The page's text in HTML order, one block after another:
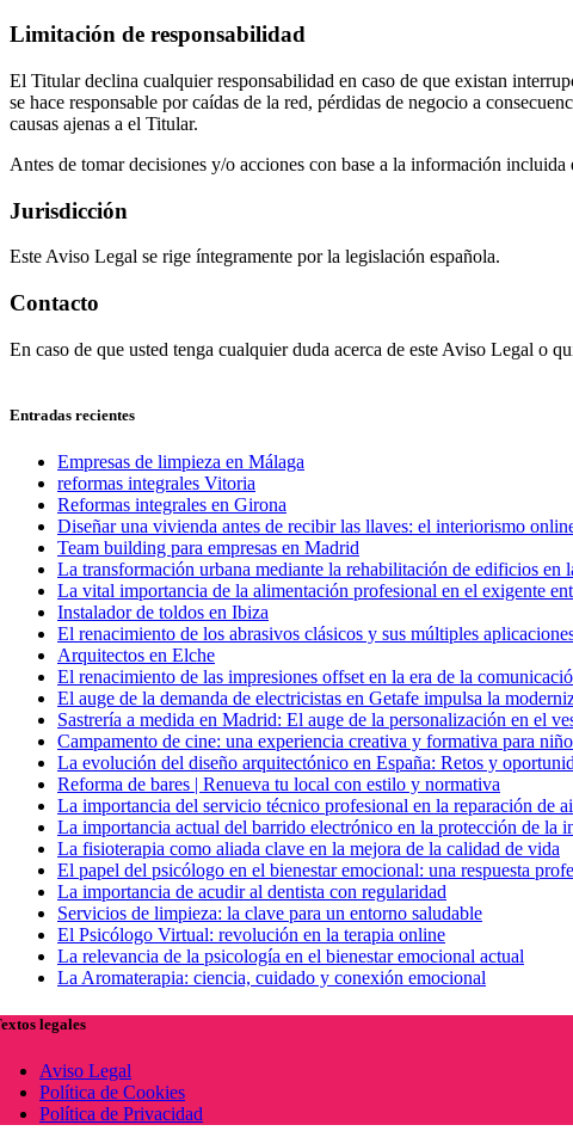
Limitación de responsabilidad
El Titular declina cualquier responsabilidad en caso de que existan
se hace responsable por caídas de la red, pérdidas de negocio a
causas ajenas a el Titular.
Antes de tomar decisiones y/o acciones con base a la información
Jurisdicción
Este Aviso Legal se rige íntegramente por la legislación española.
Contacto
En caso de que usted tenga cualquier duda acerca de este Aviso Legal o
Entradas recientes
Empresas de limpieza en Málaga
reformas integrales Vitoria
Reformas integrales en Girona
Diseñar una vivienda antes de recibir las llaves: el interiorismo
Team building para empresas en Madrid
La transformación urbana mediante la rehabilitación de edificios en
La vital importancia de la alimentación profesional en el exigente
Instalador de toldos en Ibiza
El renacimiento de los abrasivos clásicos y sus múltiples
Arquitectos en Elche
El renacimiento de las impresiones offset en la era de la
El auge de la demanda de electricistas en Getafe impulsa la
Sastrería a medida en Madrid: El auge de la personalización en el
Campamento de cine: una experiencia creativa y formativa para
La evolución del diseño arquitectónico en España: Retos y
Reforma de bares | Renueva tu local con estilo y normativa
La importancia del servicio técnico profesional en la reparación de
La importancia actual del barrido electrónico en la protección de la
La fisioterapia como aliada clave en la mejora de la calidad de vida
El papel del psicólogo en el bienestar emocional: una respuesta
La importancia de acudir al dentista con regularidad
Servicios de limpieza: la clave para un entorno saludable
El Psicólogo Virtual: revolución en la terapia online
La relevancia de la psicología en el bienestar emocional actual
La Aromaterapia: ciencia, cuidado y conexión emocional
legales
Aviso Legal
Política de Cookies
Política de Privacidad